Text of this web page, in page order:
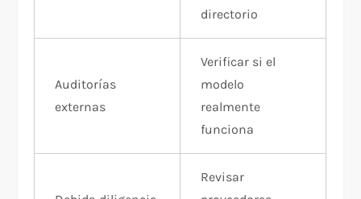
directorio
Auditorías
externas
Verificar si el
modelo
realmente
funciona
Revisar